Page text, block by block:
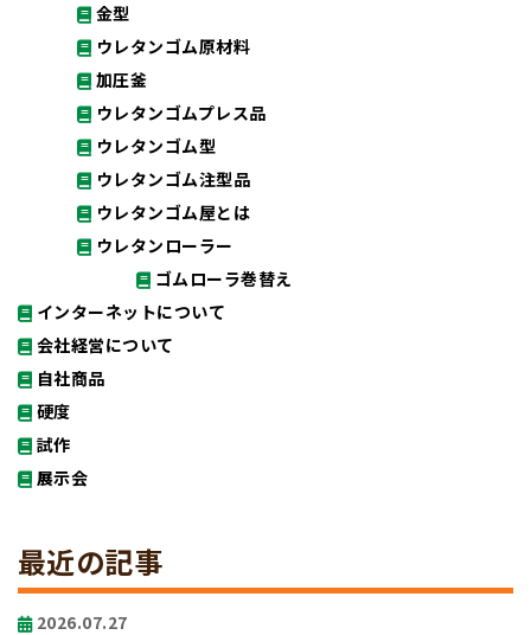
金型
ウレタンゴム原材料
加圧釜
ウレタンゴムプレス品
ウレタンゴム型
ウレタンゴム注型品
ウレタンゴム屋とは
ウレタンローラー
ゴムローラ巻替え
インターネットについて
会社経営について
自社商品
硬度
試作
展示会
最近の記事
2026.07.27